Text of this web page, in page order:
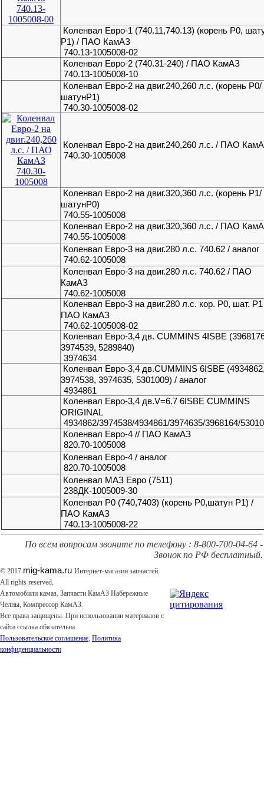
Коленвал Евро-1 (740.11,740.13) (корень Р0,
Р1) / ПАО КамАЗ
740.13-1005008-02
Коленвал Евро-2 (740.31-240) / ПАО КамАЗ
740.13-1005008-10
Коленвал Евро-2 на двиг.240,260 л.с. (корень Р0/
шатунР1)
740.30-1005008-02
Коленвал Евро-2 на двиг.240,260 л.с. / ПАО
740.30-1005008
Коленвал Евро-2 на двиг.320,360 л.с. (корень Р1/
шатунР0)
740.55-1005008
Коленвал Евро-2 на двиг.320,360 л.с. / ПАО
740.55-1005008
Коленвал Евро-3 на двиг.280 л.с. 740.62 / аналог
740.62-1005008
Коленвал Евро-3 на двиг.280 л.с. 740.62 / ПАО
КамАЗ
740.62-1005008
Коленвал Евро-3 на двиг.280 л.с. кор. Р0, шат.
ПАО КамАЗ
740.62-1005008-02
Коленвал Евро-3,4 дв. CUMMINS 4ISBE
3974539, 5289840)
3974634
Коленвал Евро-3,4 дв.CUMMINS 6ISBE
3974538, 3974635, 5301009) / аналог
4934861
Коленвал Евро-3,4 дв.V=6.7 6ISBE CUMMINS
ORIGINAL
4934862/3974538/4934861/3974635/3968164/
Коленвал Евро-4 // ПАО КамАЗ
820.70-1005008
Коленвал Евро-4 / аналог
820.70-1005008
Коленвал МАЗ Евро (7511)
238ДК-1005009-30
Коленвал Р0 (740,7403) (корень Р0,шатун Р1) /
ПАО КамАЗ
740.13-1005008-22
По всем вопросам звоните по телефону : 8-800-700-04-64 -
Звонок по РФ бесплатный.
© 2017 mig-kama.ru Интернет-магазин запчастей.
All rights reserved,
Автомобили камаз, Запчасти КамАЗ Набережные
Челны, Компрессор КамАЗ.
Все права защищены. При использовании материалов с
сайта ссылка обязательна.
Пользовательское соглашение, Политика
конфиденциальности